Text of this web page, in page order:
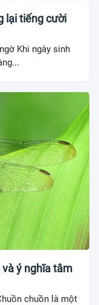
lại tiếng cười
Khi ngày sinh
ý nghĩa tâm
chuồn là một